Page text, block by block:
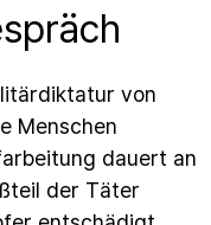
von
Menschen
dauert an
der Täter